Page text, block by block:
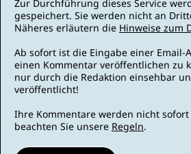
Zur Durchführung dieses Service
gespeichert. Sie werden nicht an
Näheres erläutern die Hinweise zum
Ab sofort ist die Eingabe einer Email-
einen Kommentar veröffentlichen zu
nur durch die Redaktion einsehbar
veröffentlicht!
Ihre Kommentare werden nicht
beachten Sie unsere Regeln.